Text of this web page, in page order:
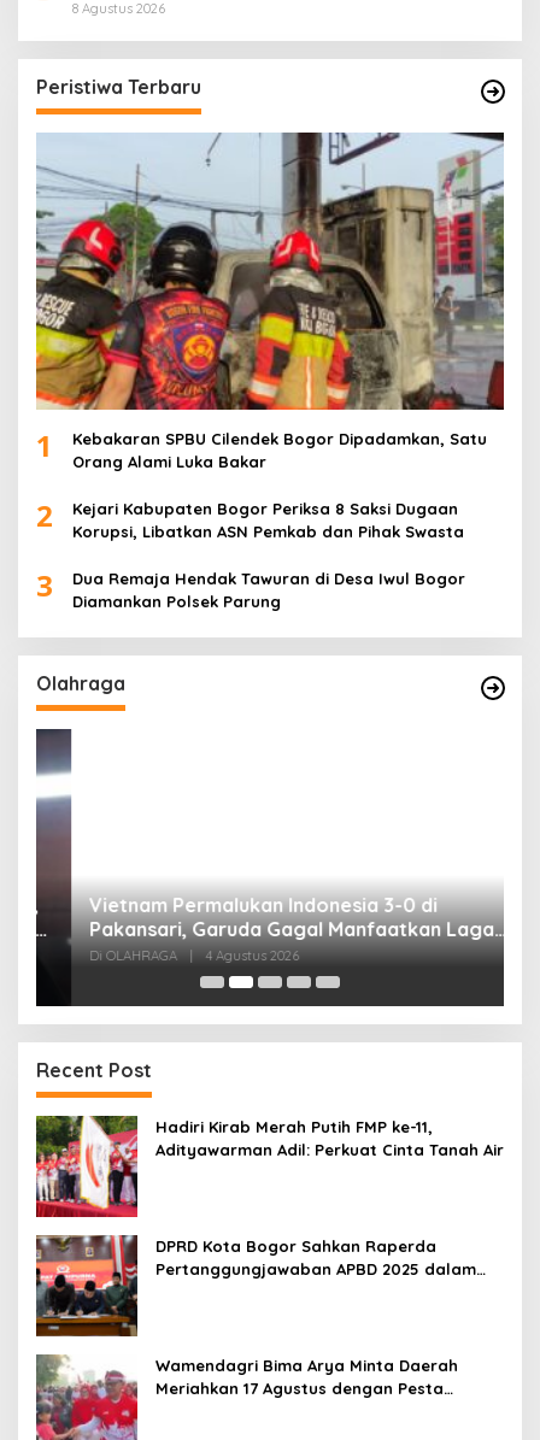
8 Agustus 2026
Peristiwa Terbaru
1
Kebakaran SPBU Cilendek Bogor Dipadamkan, Satu
Orang Alami Luka Bakar
2
Kejari Kabupaten Bogor Periksa 8 Saksi Dugaan
Korupsi, Libatkan ASN Pemkab dan Pihak Swasta
3
Dua Remaja Hendak Tawuran di Desa Iwul Bogor
Diamankan Polsek Parung
Olahraga
Vietnam Permalukan Indonesia 3-0 di
Pakansari, Garuda Gagal Manfaatkan Laga
Kandang
Di OLAHRAGA | 4 Agustus 2026
Recent Post
Hadiri Kirab Merah Putih FMP ke-11,
Adityawarman Adil: Perkuat Cinta Tanah Air
DPRD Kota Bogor Sahkan Raperda
Pertanggungjawaban APBD 2025 dalam
Wamendagri Bima Arya Minta Daerah
Meriahkan 17 Agustus dengan Pesta